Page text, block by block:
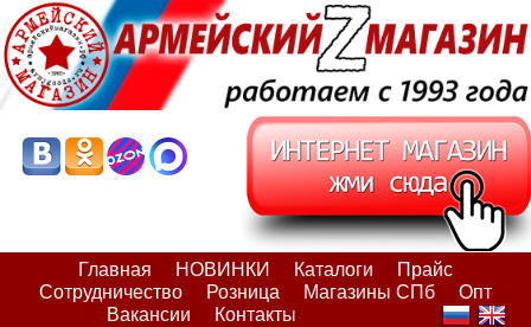
Главная НОВИНКИ Каталоги
Прайс
Сотрудничество
Розница Магазины СПб
Опт
Вакансии
Контакты